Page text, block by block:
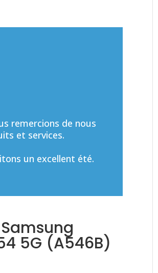
remercions de nous
et services.
un excellent été.
5G (A546B)